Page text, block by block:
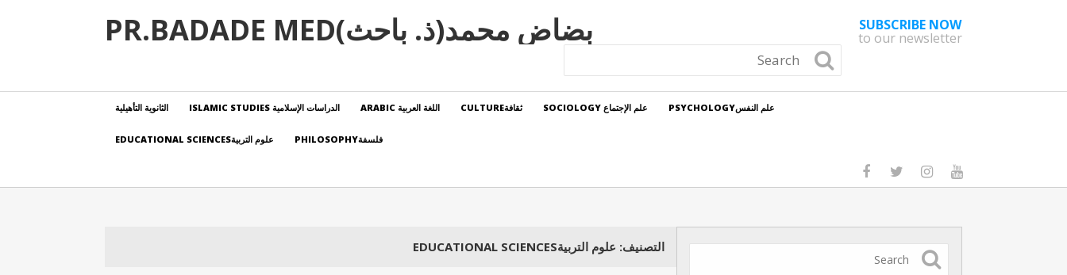
بضاض محمد(ذ. باحث)PR.BADADE MED SUBSCRIBE NOW
to our newsletter
الثانوية التأهيلية الدراسات الإسلامية ISLAMIC STUDIES اللغة العربية ARABIC ثقافةCULTURE علم الإجتماع SOCIOLOGY علم النفسPSYCHOLOGY
علوم التربيةEDUCATIONAL SCIENCES فلسفةPHILOSOPHY
التصنيف: علوم التربيةEDUCATIONAL SCIENCES